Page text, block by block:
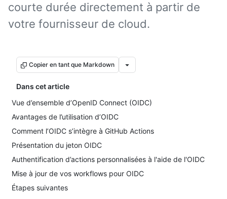
courte durée directement à partir de
votre fournisseur de cloud.
Copier en tant que Markdown
Dans cet article
Vue d’ensemble d’OpenID Connect (OIDC)
Avantages de l’utilisation d’OIDC
Comment l’OIDC s’intègre à GitHub Actions
Présentation du jeton OIDC
Authentification d’actions personnalisées à l'aide de l'OIDC
Mise à jour de vos workflows pour OIDC
Étapes suivantes